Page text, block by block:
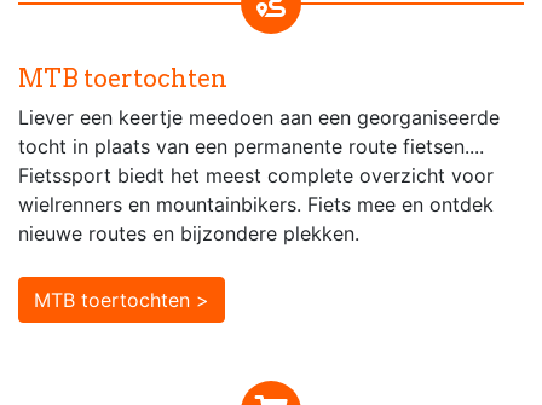
MTB toertochten
Liever een keertje meedoen aan een georganiseerde
tocht in plaats van een permanente route fietsen....
Fietssport biedt het meest complete overzicht voor
wielrenners en mountainbikers. Fiets mee en ontdek
nieuwe routes en bijzondere plekken.
MTB toertochten >